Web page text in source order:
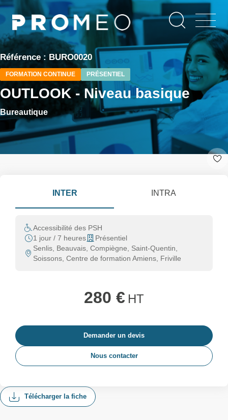
Aller
au
contenu
principal
Référence : BURO0020
FORMATION CONTINUE PRÉSENTIEL
OUTLOOK - Niveau basique
Bureautique
Télécharger la fiche
INTER INTRA
Accessibilité des PSH
1 jour / 7 heures
Présentiel
Senlis, Beauvais, Compiègne, Saint-Quentin,
Soissons, Centre de formation Amiens, Friville
280 € HT
Demander un devis
Nous contacter
Panneau de gestion des cookies